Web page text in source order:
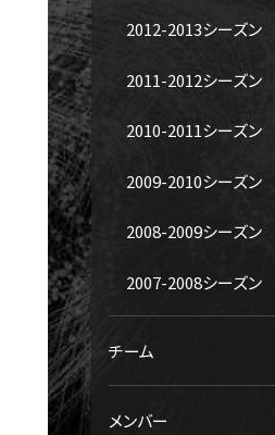
2012-2013シーズン
2011-2012シーズン
2010-2011シーズン
2009-2010シーズン
2008-2009シーズン
2007-2008シーズン
チーム
メンバー